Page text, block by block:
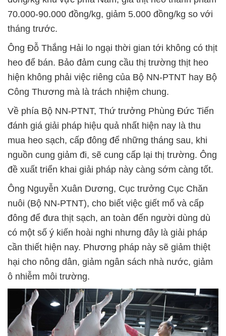
70.000-90.000 đồng/kg, giảm 5.000 đồng/kg so với
tháng trước.
Ông Đỗ Thắng Hải lo ngại thời gian tới không có thịt
heo để bán. Bảo đảm cung cầu thị trường thịt heo
hiện không phải việc riêng của Bộ NN-PTNT hay Bộ
Công Thương mà là trách nhiệm chung.
Về phía Bộ NN-PTNT, Thứ trưởng Phùng Đức Tiến
đánh giá giải pháp hiệu quả nhất hiện nay là thu
mua heo sạch, cấp đông để những tháng sau, khi
nguồn cung giảm đi, sẽ cung cấp lại thị trường. Ông
đề xuất triển khai giải pháp này càng sớm càng tốt.
Ông Nguyễn Xuân Dương, Cục trưởng Cục Chăn
nuôi (Bộ NN-PTNT), cho biết việc giết mổ và cấp
đông để đưa thịt sạch, an toàn đến người dùng dù
có một số ý kiến hoài nghi nhưng đây là giải pháp
cần thiết hiện nay. Phương pháp này sẽ giảm thiệt
hại cho nông dân, giảm ngân sách nhà nước, giảm
ô nhiễm môi trường.